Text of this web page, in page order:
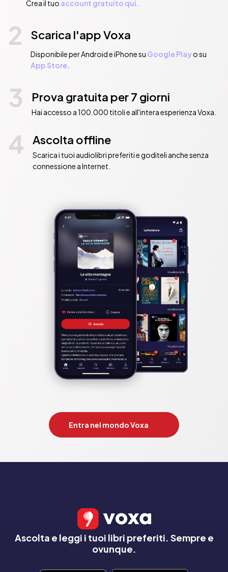
Crea il tuo account gratuito qui.
2 Scarica l'app Voxa
Disponibile per Android e iPhone su Google Playo su
App Store.
3 Prova gratuita per 7 giorni
Hai accesso a 100.000 titoli e all'intera esperienza Voxa.
4 Ascolta offline
Scarica i tuoi audiolibri preferiti e goditeli anche senza
connessione a Internet.
Entra nel mondo Voxa
Ascolta e leggi i tuoi libri preferiti. Sempre e
ovunque.